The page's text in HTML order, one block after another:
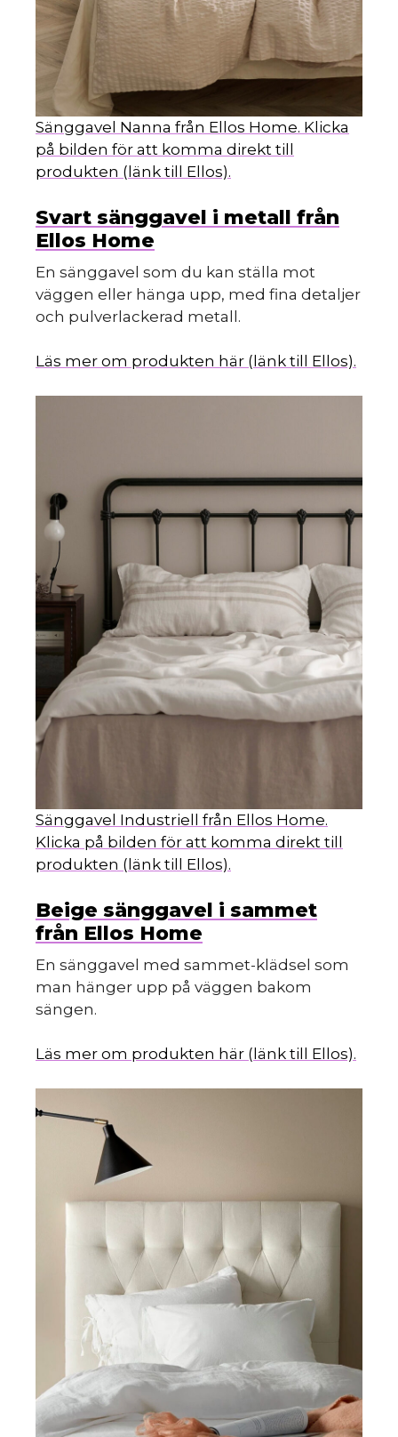
Sänggavel Nanna från Ellos Home. Klicka
på bilden för att komma direkt till
produkten (länk till Ellos).
Svart sänggavel i metall från
Ellos Home
En sänggavel som du kan ställa mot
väggen eller hänga upp, med fina detaljer
och pulverlackerad metall.
Läs mer om produkten här (länk till Ellos).
Sänggavel Industriell från Ellos Home.
Klicka på bilden för att komma direkt till
produkten (länk till Ellos).
Beige sänggavel i sammet
från Ellos Home
En sänggavel med sammet-klädsel som
man hänger upp på väggen bakom
sängen.
Läs mer om produkten här (länk till Ellos).